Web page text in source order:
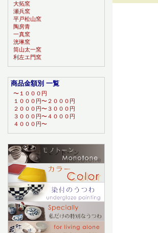
大拓窯
瀬兵窯
平戸松山窯
陶房青
一真窯
洸琳窯
筒山太一窯
利左エ門窯
商品金額別 一覧
〜１０００円
１０００円〜２０００円
２０００円〜３０００円
３０００円〜４０００円
４０００円〜